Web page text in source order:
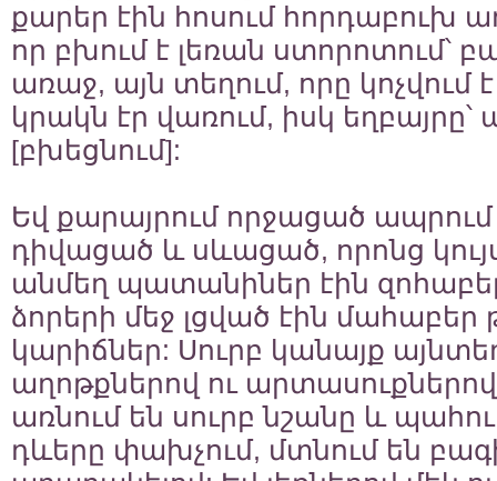
քարեր էին հոսում հորդաբուխ
որ բխում է լեռան ստորոտում՝
առաջ, այն տեղում, որը կոչվում
կրակն էր վառում, իսկ եղբայրը՝
[բխեցնում]:
Եվ քարայրում որջացած ապրում
դիվացած և սևացած, որոնց
անմեղ պատանիներ էին
ձորերի մեջ լցված էին մահաբեր
կարիճներ: Սուրբ կանայք
աղոթքներով ու արտասուքներով
առնում են սուրբ նշանը և
դևերը փախչում, մտնում են